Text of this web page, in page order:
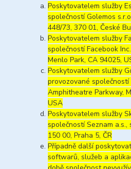
Poskytovatelem služby
společností Golemos
448/73, 370 01, České
Poskytovatelem služby
společností Facebook
Menlo Park, CA 94025,
Poskytovatelem služby
provozované
Amphitheatre Parkway,
USA
Poskytovatelem služby
společností Seznam
150 00, Praha 5, ČR
Případně další
softwarů, služeb a